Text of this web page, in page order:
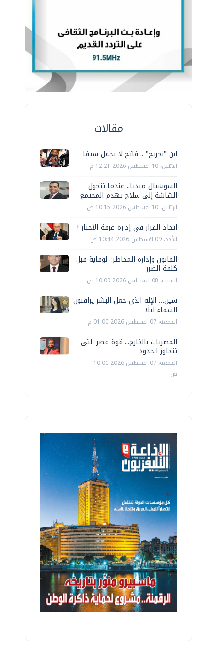
مقالات
ابن "نجريج" .. فاتح لا يحمل سيفا
الإثنين، 10 اغسطس 2026 12:21 م
السوشيال ميديا.. عندما تتحول
الشاشة إلى سلاح يهدم المجتمع
الإثنين، 10 اغسطس 2026 10:15 ص
اتخاذ القرار في إدارة غرفة الأخبار !
الأحد، 09 اغسطس 2026 10:44 ص
القانون وإدارة المخاطر: الوقاية قبل
كلفة الضرر
السبت، 08 اغسطس 2026 10:00 ص
سين… الإله الذي جعل البشر يراقبون
السماء ليلًا
الجمعة، 07 اغسطس 2026 01:00 م
المصريات بالخارج... قوة مصر التي
تتجاوز الحدود
الجمعة، 07 اغسطس 2026 10:00
ص